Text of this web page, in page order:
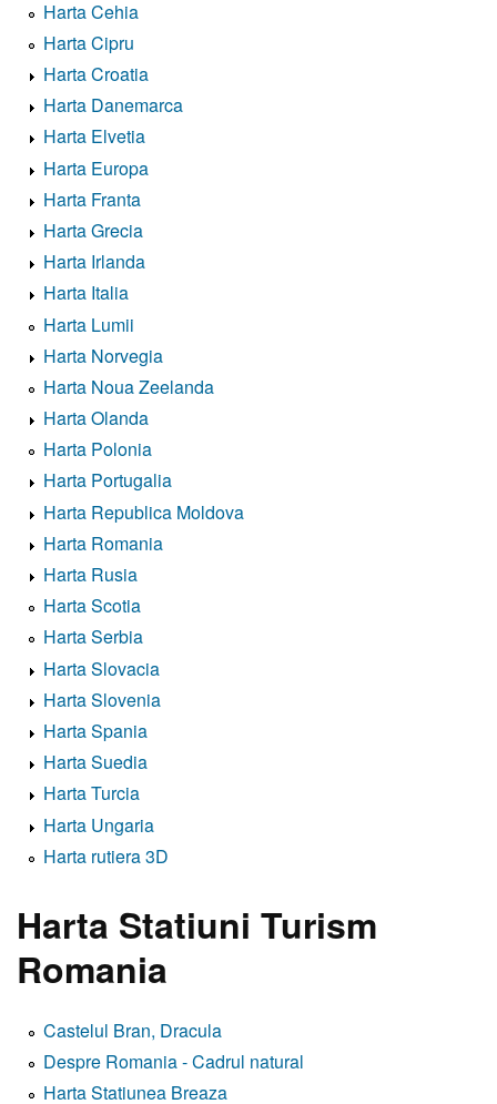
Harta Cehia
Harta Cipru
Harta Croatia
Harta Danemarca
Harta Elvetia
Harta Europa
Harta Franta
Harta Grecia
Harta Irlanda
Harta Italia
Harta Lumii
Harta Norvegia
Harta Noua Zeelanda
Harta Olanda
Harta Polonia
Harta Portugalia
Harta Republica Moldova
Harta Romania
Harta Rusia
Harta Scotia
Harta Serbia
Harta Slovacia
Harta Slovenia
Harta Spania
Harta Suedia
Harta Turcia
Harta Ungaria
Harta rutiera 3D
Harta Statiuni Turism
Romania
Castelul Bran, Dracula
Despre Romania - Cadrul natural
Harta Statiunea Breaza